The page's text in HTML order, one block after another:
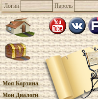
Логин Пароль
Моя Корзина
Мои Диалоги